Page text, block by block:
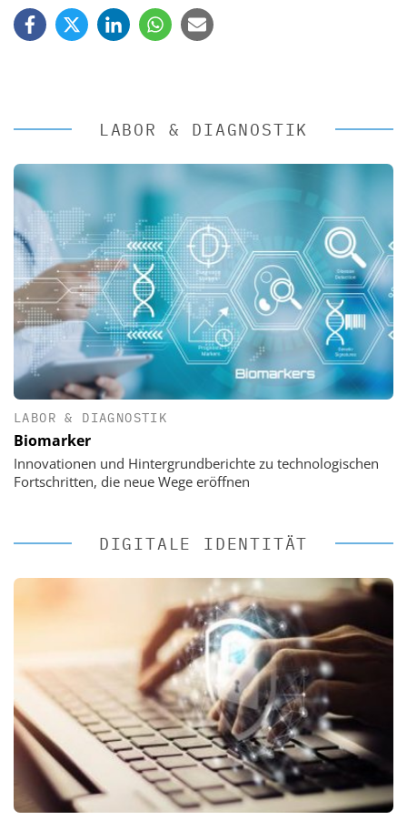
LABOR & DIAGNOSTIK
LABOR & DIAGNOSTIK
Biomarker
Innovationen und Hintergrundberichte zu technologischen
Fortschritten, die neue Wege eröffnen
DIGITALE IDENTITÄT